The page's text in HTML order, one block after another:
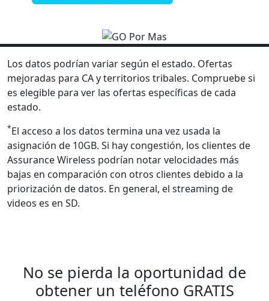
Los datos podrían variar según el estado. Ofertas
mejoradas para CA y territorios tribales. Compruebe si
es elegible para ver las ofertas específicas de cada
estado.
*El acceso a los datos termina una vez usada la
asignación de 10GB. Si hay congestión, los clientes de
Assurance Wireless podrían notar velocidades más
bajas en comparación con otros clientes debido a la
priorización de datos. En general, el streaming de
videos es en SD.
No se pierda la oportunidad de
obtener un teléfono GRATIS